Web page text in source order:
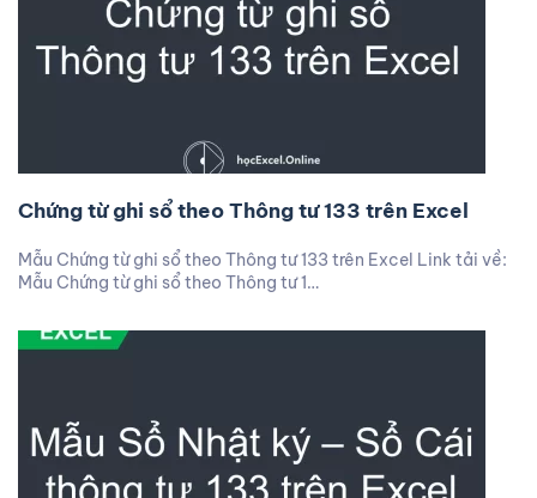
Chứng từ ghi sổ theo Thông tư 133 trên Excel
Mẫu Chứng từ ghi sổ theo Thông tư 133 trên Excel Link tải về:
Mẫu Chứng từ ghi sổ theo Thông tư 1…